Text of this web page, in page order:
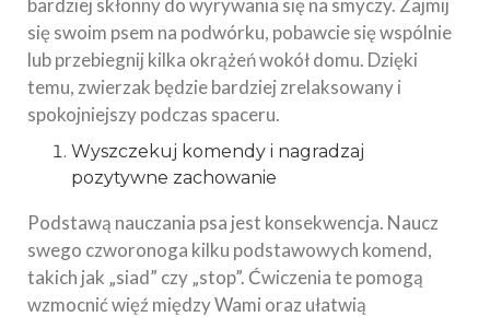
bardziej skłonny do wyrywania się na smyczy. Zajmij
się swoim psem na podwórku, pobawcie się wspólnie
lub przebiegnij kilka okrążeń wokół domu. Dzięki
temu, zwierzak będzie bardziej zrelaksowany i
spokojniejszy podczas spaceru.
Wyszczekuj komendy i nagradzaj
pozytywne zachowanie
Podstawą nauczania psa jest konsekwencja. Naucz
swego czworonoga kilku podstawowych komend,
takich jak „siad” czy „stop”. Ćwiczenia te pomogą
wzmocnić więź między Wami oraz ułatwią